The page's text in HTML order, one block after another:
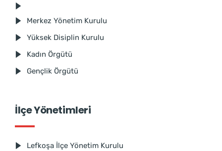
Merkez Yönetim Kurulu
Yüksek Disiplin Kurulu
Kadın Örgütü
Gençlik Örgütü
İlçe Yönetimleri
Lefkoşa İlçe Yönetim Kurulu